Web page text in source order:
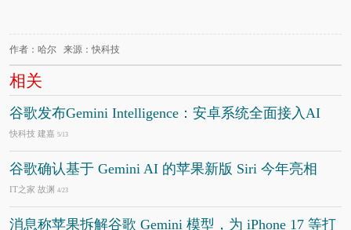
作者：哈尔 来源：快科技
相关
谷歌发布Gemini Intelligence：安卓系统全面接入AI
快科技 建嘉 5/13
谷歌确认基于 Gemini AI 的苹果新版 Siri 今年亮相
IT之家 故渊 4/23
消息称苹果拆解谷歌 Gemini 模型，为 iPhone 17 等打